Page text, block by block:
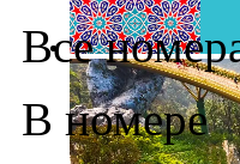
Все
В номере